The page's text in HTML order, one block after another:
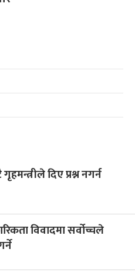
दिए प्रश्न नगर्न
विवादमा सर्वोच्चले